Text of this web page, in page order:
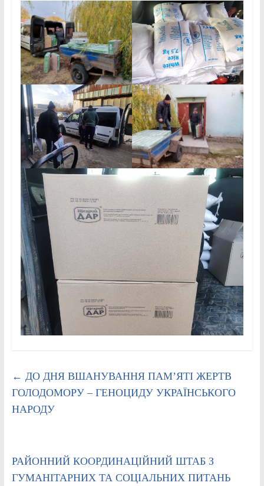
← ДО ДНЯ ВШАНУВАННЯ ПАМ’ЯТІ ЖЕРТВ
ГОЛОДОМОРУ – ГЕНОЦИДУ УКРАЇНСЬКОГО
НАРОДУ
РАЙОННИЙ КООРДИНАЦІЙНИЙ ШТАБ З
ГУМАНІТАРНИХ ТА СОЦІАЛЬНИХ ПИТАНЬ